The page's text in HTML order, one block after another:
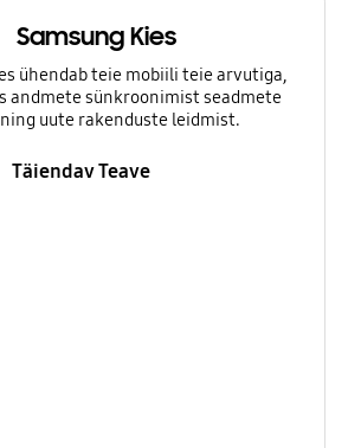
Samsung Kies
ühendab teie mobiili teie arvutiga,
andmete sünkroonimist seadmete
uute rakenduste leidmist.
Täiendav Teave